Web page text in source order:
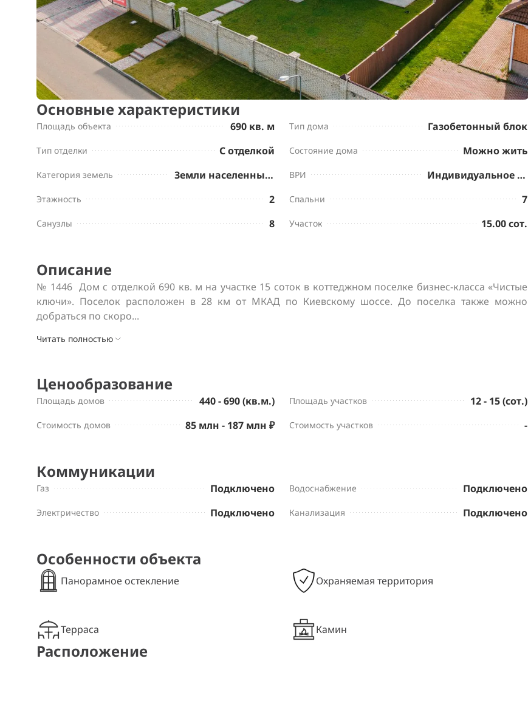
Основные характеристики
Площадь объекта 690 кв. м Тип дома Газобетонный блок
Тип отделки С отделкой Состояние дома Можно жить
Категория земель Земли населенных пунктов ВРИ Индивидуальное жилищное строительство
Этажность 2 Спальни 7
Санузлы 8 Участок 15.00 сот.
Описание
№ 1446  Дом с отделкой 690 кв. м на участке 15 соток в коттеджном поселке бизнес-класса «Чистые
ключи». Поселок расположен в 28 км от МКАД по Киевскому шоссе. До поселка также можно
добраться по скоро...
Читать полностью
Ценообразование
Площадь домов 440 - 690 (кв.м.) Площадь участков 12 - 15 (сот.)
Стоимость домов 85 млн - 187 млн ₽ Стоимость участков -
Коммуникации
Газ Подключено Водоснабжение Подключено
Электричество Подключено Канализация Подключено
Особенности объекта
Панорамное остекление Охраняемая территория
Терраса Камин
Расположение